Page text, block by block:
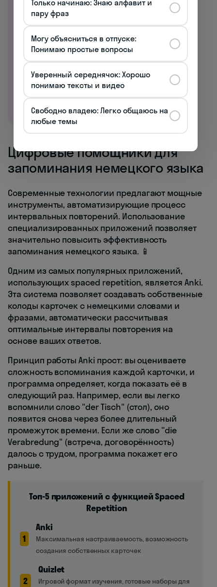
Начните говорить
с первого урока →
Цифровые помощники для
запоминания немецкого языка
Современные технологии предлагают мощные
инструменты, автоматизирующие процесс
интервальных повторений. Использование
специализированных приложений позволяет
значительно повысить эффективность
запоминания немецкого языка. 📱
Одним из самых популярных приложений,
использующих spaced repetition, является Anki.
Эта система позволяет создавать собственные
колоды карточек с немецкими словами и
фразами, автоматически рассчитывая
оптимальные интервалы повторения на
основе ваших ответов.
Принцип работы Anki прост: вы оцениваете
сложность вспоминания каждой карточки, и
программа определяет, когда показать её в
следующий раз. Например, если вы легко
вспомнили слово "der Tisch" (стол), оно
появится снова через более длительный
промежуток времени. Если же слово "die
Verabredung" (встреча, договорённость)
далось с трудом, программа покажет его
раньше.
Топ-5 приложений с функцией Spaced
Repetition
1
Anki
Максимальная настраиваемость, возможность
создания собственных карточек
2
Quizlet
Игровой формат изучения, готовые наборы для
Только начинаю: Знаю алфавит и
пару фраз
Могу объясниться в отпуске:
Понимаю простые вопросы
Уверенный середнячок: Хорошо
понимаю тексты и видео
Свободно владею: Легко общаюсь на
любые темы